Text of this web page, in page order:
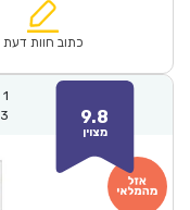
₪57.00.
הוא:
כתוב חוות דעת
9.8
מצוין
1
3